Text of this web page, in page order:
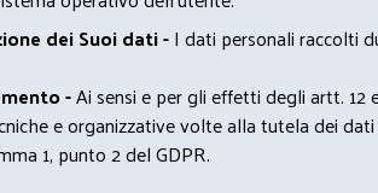
dei Suoi dati -I dati personali raccolti
-Ai sensi e per gli effetti degli artt.
e organizzative volte alla tutela dei
1, punto 2 del GDPR.